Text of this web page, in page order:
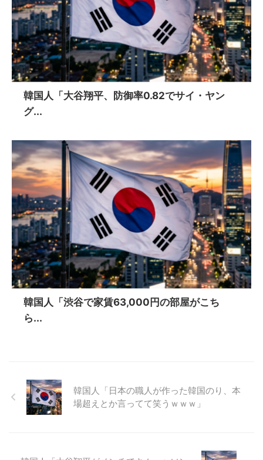
韓国人「大谷翔平、防御率0.82でサイ・ヤン
グ...
韓国人「渋谷で家賃63,000円の部屋がこち
ら...
韓国人「日本の職人が作った韓国のり、本
場超えとか言ってて笑うｗｗｗ」